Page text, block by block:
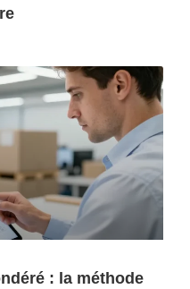
: la méthode